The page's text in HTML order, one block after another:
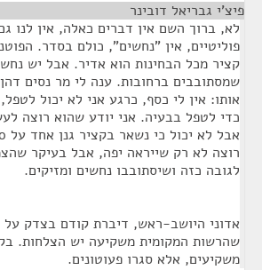
פיצ'י גבריאל דובינר
לא, ברוך השם אין דברים כאלה, אין לנו
פוליטיים, אין "נחשים", כולם בסדר.
קציר מכל הבחינות הוא אדיר. אבל יש
שמסתובבים ברחובות. ענה לי מר נסים
אותו: אין לי כסף, כרגע אני לא יכול
כדי לטפל בבעיה. אני יודע שהוא רוצה
רוצה לא רק שייראה יפה, אבל בעיקר
לגובה כזה ושיסתובבו נחשים ומזיקים.
אדוני היושב-ראש, דיברת קודם בצדק על
שהרשות המקומית משקיעה יש הצלחות.
משקיעים, אלא סגרו פעוטונים.